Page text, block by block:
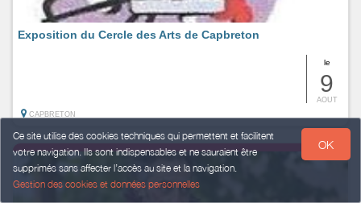
Ce site utilise des cookies techniques qui permettent et facilitent
votre navigation. Ils sont indispensables et ne sauraient être
supprimés sans affecter l’accès au site et la navigation.
Gestion des cookies et données personnelles
OK
le
9
AOUT
Exposition du Cercle des Arts de Capbreton
CAPBRETON